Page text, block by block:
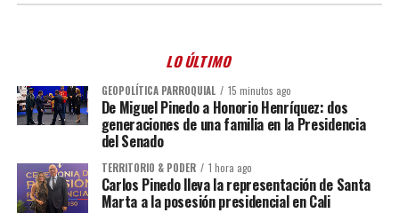
LO ÚLTIMO
GEOPOLÍTICA PARROQUIAL 15 minutos ago
De Miguel Pinedo a Honorio Henríquez: dos
generaciones de una familia en la Presidencia
del Senado
TERRITORIO & PODER 1 hora ago
Carlos Pinedo lleva la representación de Santa
Marta a la posesión presidencial en Cali